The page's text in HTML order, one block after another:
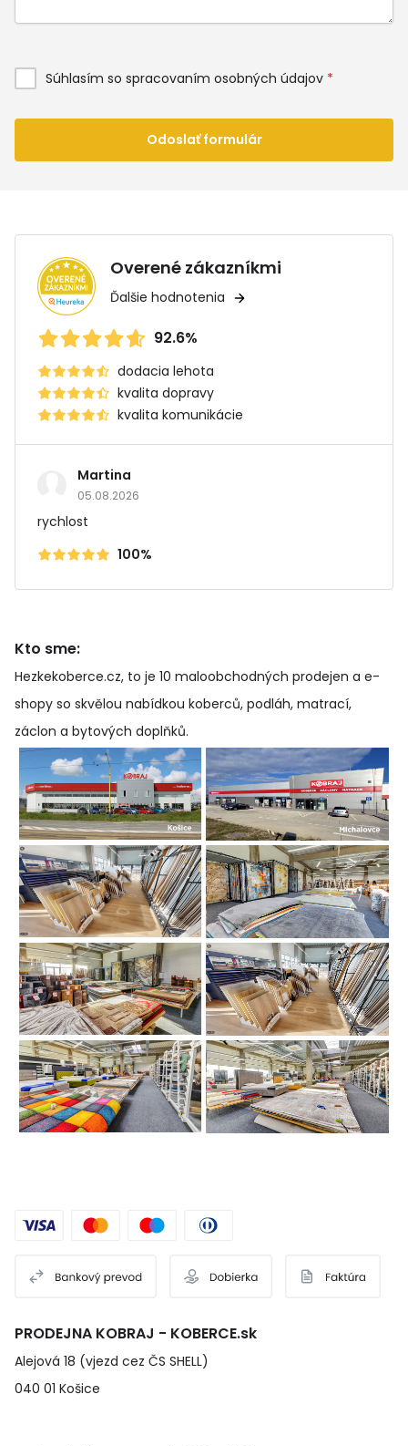
Súhlasím so spracovaním osobných údajov *
Odoslať formulár
Overené zákazníkmi
Ďalšie hodnotenia
92.6%
dodacia lehota
kvalita dopravy
kvalita komunikácie
Martina
05.08.2026
rychlost
100%
Kto sme:
Hezkekoberce.cz, to je 10 maloobchodných prodejen a e-
shopy so skvělou nabídkou koberců, podláh, matrací,
záclon a bytových doplňků.
PRODEJNA KOBRAJ - KOBERCE.sk
Alejová 18 (vjezd cez ČS SHELL)
040 01 Košice